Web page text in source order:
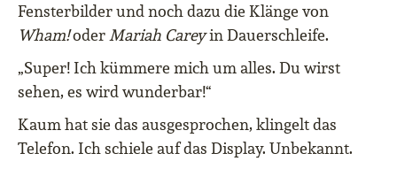
Fensterbilder und noch dazu die Klänge von
Wham!oderMariah Careyin Dauerschleife.
„Super! Ich kümmere mich um alles. Du wirst
sehen, es wird wunderbar!“
Kaum hat sie das ausgesprochen, klingelt das
Telefon. Ich schiele auf das Display. Unbekannt.